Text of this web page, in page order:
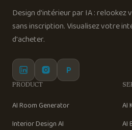
Design d'intérieur par IA : relookez
sans inscription. Visualisez votre
d'acheter.
PRODUCT
AI Room Generator
Interior Design AI
AI
AI